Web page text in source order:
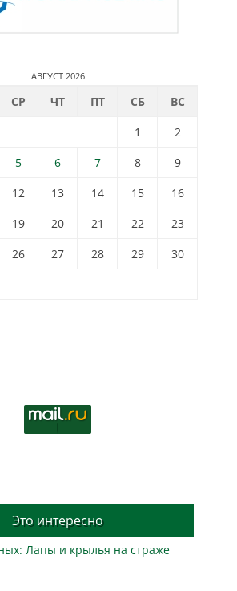
АВГУСТ 2026
СР ЧТ ПТ СБ
ВС
1
2
5 6 7 8
9
12 13 14 15
16
19 20 21 22
23
26 27 28 29
30
Это интересно
Лапы и крылья на страже